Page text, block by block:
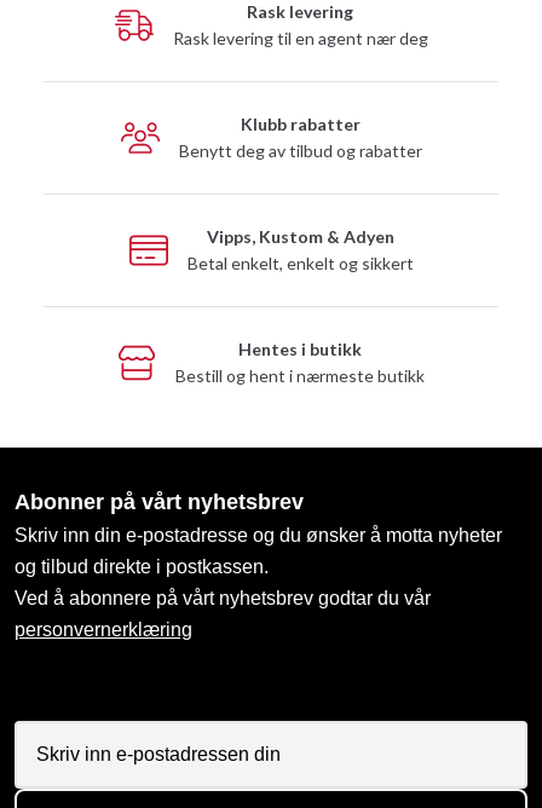
Rask levering
Rask levering til en agent nær deg
Klubb rabatter
Benytt deg av tilbud og rabatter
Vipps, Kustom & Adyen
Betal enkelt, enkelt og sikkert
Hentes i butikk
Bestill og hent i nærmeste butikk
Abonner på vårt nyhetsbrev
Skriv inn din e-postadresse og du ønsker å motta nyheter
og tilbud direkte i postkassen.
Ved å abonnere på vårt nyhetsbrev godtar du vår
personvernerklæring